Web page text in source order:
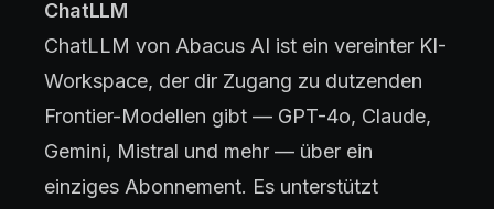
ChatLLM
ChatLLM von Abacus AI ist ein vereinter KI-
Workspace, der dir Zugang zu dutzenden
Frontier-Modellen gibt — GPT-4o, Claude,
Gemini, Mistral und mehr — über ein
einziges Abonnement. Es unterstützt